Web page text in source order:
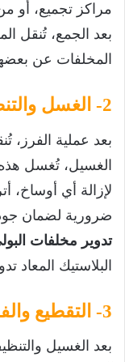
مراكز تجميع، أو
بعد الجمع، تُنقل
المخلفات عن
2- الغسل والتنظيف
بعد عملية الفرز،
الغسيل، تُغسل هذه
لإزالة أي أوساخ،
ضرورية لضمان
تدوير مخلفات
البلاستيك المعاد
3- التقطيع والفرم
بعد الغسيل